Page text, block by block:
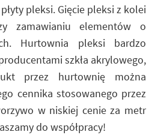
pleksi. Gięcie pleksi z kolei
zamawianiu elementów o
Hurtownia pleksi bardzo
szkła akrylowego,
przez hurtownię można
cennika stosowanego przez
w niskiej cenie za metr
do współpracy!